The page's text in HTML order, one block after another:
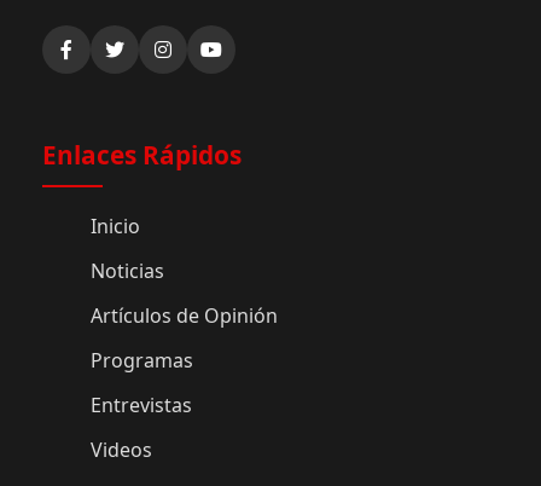
Enlaces Rápidos
Inicio
Noticias
Artículos de Opinión
Programas
Entrevistas
Videos